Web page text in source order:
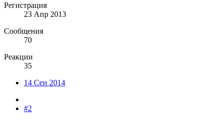
Регистрация
23 Апр 2013
Сообщения
70
Реакции
35
14 Сен 2014
#2